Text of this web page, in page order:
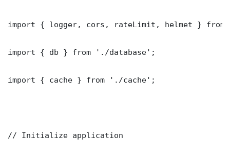
import { logger, cors, rateLimit, helmet } from
import { db } from './database';
import { cache } from './cache';
// Initialize application